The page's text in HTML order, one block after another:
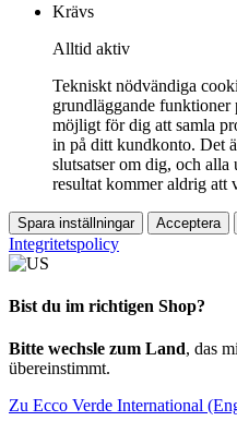
Krävs
Alltid aktiv
Tekniskt nödvändiga
grundläggande funktioner
möjligt för dig att samla
in på ditt kundkonto. Det
slutsatser om dig, och alla
resultat kommer aldrig att
Spara inställningar Acceptera
Integritetspolicy
Bist du im richtigen Shop?
Bitte wechsle zum Land, das
übereinstimmt.
Zu Ecco Verde International